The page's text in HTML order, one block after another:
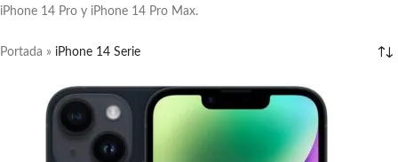
iPhone 14 Pro y iPhone 14 Pro Max.
Portada » iPhone 14 Serie